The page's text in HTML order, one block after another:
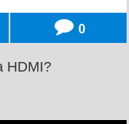
0
HDMI?